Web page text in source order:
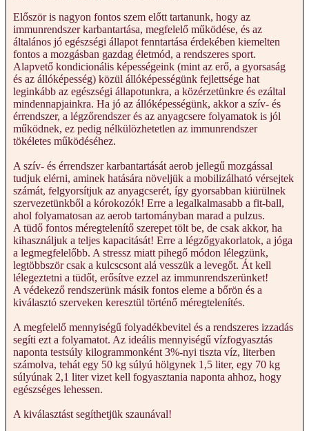
Először is nagyon fontos szem előtt tartanunk, hogy az
immunrendszer karbantartása, megfelelő működése, és az
általános jó egészségi állapot fenntartása érdekében kiemelten
fontos a mozgásban gazdag életmód, a rendszeres sport.
Alapvető kondicionális képességeink (mint az erő, a gyorsaság
és az állóképesség) közül állóképességünk fejlettsége hat
leginkább az egészségi állapotunkra, a közérzetünkre és ezáltal
mindennapjainkra. Ha jó az állóképességünk, akkor a szív- és
érrendszer, a légzőrendszer és az anyagcsere folyamatok is jól
működnek, ez pedig nélkülözhetetlen az immunrendszer
tökéletes működéséhez.
A szív- és érrendszer karbantartását aerob jellegű mozgással
tudjuk elérni, aminek hatására növeljük a mobilizálható vérsejtek
számát, felgyorsítjuk az anyagcserét, így gyorsabban kiürülnek
szervezetünkből a kórokozók! Erre a legalkalmasabb a fit-ball,
ahol folyamatosan az aerob tartományban marad a pulzus.
A tüdő fontos méregtelenítő szerepet tölt be, de csak akkor, ha
kihasználjuk a teljes kapacitását! Erre a légzőgyakorlatok, a jóga
a legmegfelelőbb. A stressz miatt pihegő módon lélegzünk,
legtöbbször csak a kulcscsont alá vesszük a levegőt. Át kell
lélegeztetni a tüdőt, erősítve ezzel az immunrendszerünket!
A védekező rendszerünk másik fontos eleme a bőrön és a
kiválasztó szerveken keresztül történő méregtelenítés.
A megfelelő mennyiségű folyadékbevitel és a rendszeres izzadás
segíti ezt a folyamatot. Az ideális mennyiségű vízfogyasztás
naponta testsúly kilogrammonként 3%-nyi tiszta víz, literben
számolva, tehát egy 50 kg súlyú hölgynek 1,5 liter, egy 70 kg
súlyúnak 2,1 liter vizet kell fogyasztania naponta ahhoz, hogy
egészséges lehessen.
A kiválasztást segíthetjük szaunával!